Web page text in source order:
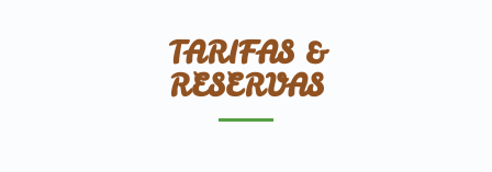
TARIFAS &
RESERVAS